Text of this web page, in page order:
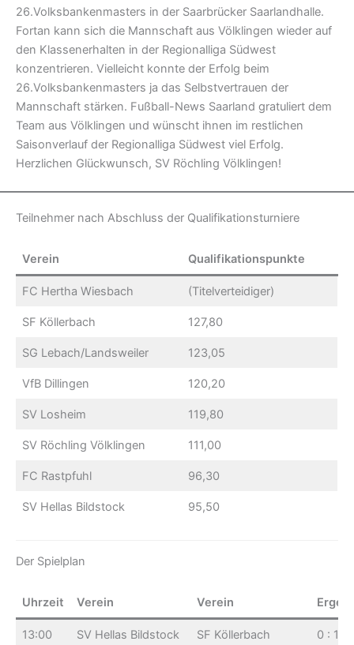
26.Volksbankenmasters in der Saarbrücker Saarlandhalle.
Fortan kann sich die Mannschaft aus Völklingen wieder auf
den Klassenerhalten in der Regionalliga Südwest
konzentrieren. Vielleicht konnte der Erfolg beim
26.Volksbankenmasters ja das Selbstvertrauen der
Mannschaft stärken. Fußball-News Saarland gratuliert dem
Team aus Völklingen und wünscht ihnen im restlichen
Saisonverlauf der Regionalliga Südwest viel Erfolg.
Herzlichen Glückwunsch, SV Röchling Völklingen!
Teilnehmer nach Abschluss der Qualifikationsturniere
Verein Qualifikationspunkte
FC Hertha Wiesbach (Titelverteidiger)
SF Köllerbach 127,80
SG Lebach/Landsweiler 123,05
VfB Dillingen 120,20
SV Losheim 119,80
SV Röchling Völklingen 111,00
FC Rastpfuhl 96,30
SV Hellas Bildstock 95,50
Der Spielplan
Uhrzeit Verein Verein
13:00 SV Hellas Bildstock SF Köllerbach 0 : 1